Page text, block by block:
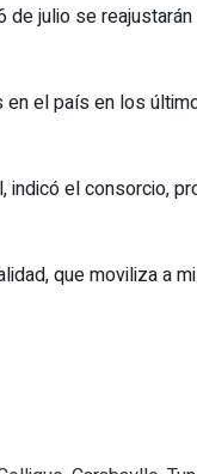
julio se
el país en los
el consorcio,
que moviliza a